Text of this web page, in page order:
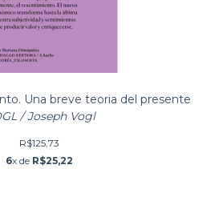
Una breve teoria del presente
/ Joseph Vogl
R$125,73
6x de R$25,22